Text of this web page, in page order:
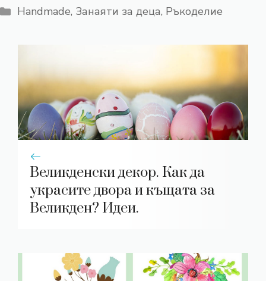
Категории
Handmade, Занаяти за деца, Ръкоделие
Великденски декор. Как да
украсите двора и къщата за
Великден? Идеи.